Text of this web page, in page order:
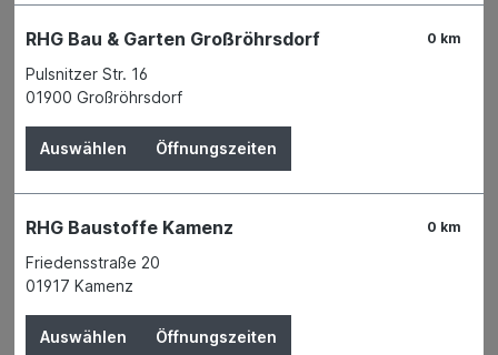
Eimer 1kg NPK 24+8+16 100%
umhüllter LZD
0 km
RHG Bau & Garten Großröhrsdorf
Pulsnitzer Str. 16
01900 Großröhrsdorf
Auswählen Öffnungszeiten
0 km
RHG Baustoffe Kamenz
Friedensstraße 20
01917 Kamenz
Auswählen Öffnungszeiten